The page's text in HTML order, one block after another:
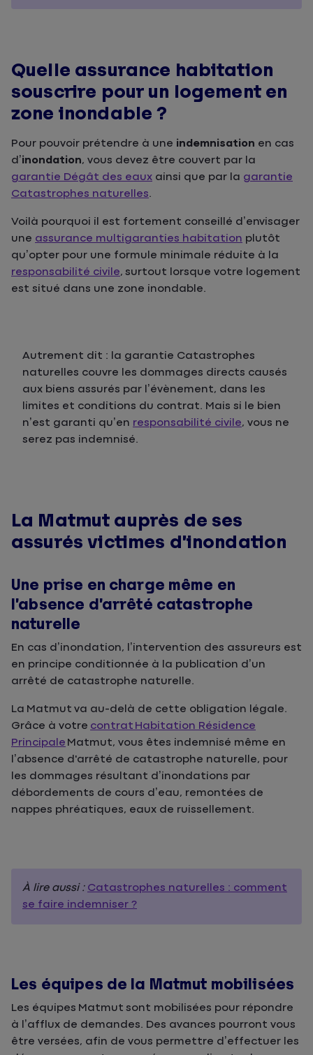
Quelle assurance habitation
souscrire pour un logement en
zone inondable ?
Pour pouvoir prétendre à une indemnisation en cas
d’inondation, vous devez être couvert par la
garantie Dégât des eaux ainsi que par la garantie
Catastrophes naturelles.
Voilà pourquoi il est fortement conseillé d’envisager
une assurance multigaranties habitation plutôt
qu’opter pour une formule minimale réduite à la
responsabilité civile, surtout lorsque votre logement
est situé dans une zone inondable.
Autrement dit : la garantie Catastrophes
naturelles couvre les dommages directs causés
aux biens assurés par l’évènement, dans les
limites et conditions du contrat. Mais si le bien
n’est garanti qu’en responsabilité civile, vous ne
serez pas indemnisé.
La Matmut auprès de ses
assurés victimes d’inondation
Une prise en charge même en
l’absence d’arrêté catastrophe
naturelle
En cas d’inondation, l’intervention des assureurs est
en principe conditionnée à la publication d’un
arrêté de catastrophe naturelle.
La Matmut va au-delà de cette obligation légale.
Grâce à votre contrat Habitation Résidence
Principale Matmut, vous êtes indemnisé même en
l’absence d'arrêté de catastrophe naturelle, pour
les dommages résultant d’inondations par
débordements de cours d’eau, remontées de
nappes phréatiques, eaux de ruissellement.
À lire aussi : Catastrophes naturelles : comment
se faire indemniser ?
Les équipes de la Matmut mobilisées
Les équipes Matmut sont mobilisées pour répondre
à l’afflux de demandes. Des avances pourront vous
être versées, afin de vous permettre d’effectuer les